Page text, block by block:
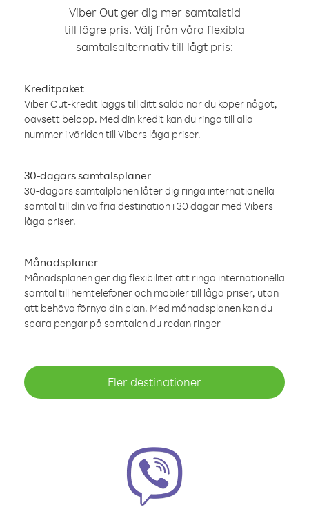
Viber Out ger dig mer samtalstid
till lägre pris. Välj från våra flexibla
samtalsalternativ till lågt pris:
Kreditpaket
Viber Out-kredit läggs till ditt saldo när du köper något,
oavsett belopp. Med din kredit kan du ringa till alla
nummer i världen till Vibers låga priser.
30-dagars samtalsplaner
30-dagars samtalplanen låter dig ringa internationella
samtal till din valfria destination i 30 dagar med Vibers
låga priser.
Månadsplaner
Månadsplanen ger dig flexibilitet att ringa internationella
samtal till hemtelefoner och mobiler till låga priser, utan
att behöva förnya din plan. Med månadsplanen kan du
spara pengar på samtalen du redan ringer
Fler destinationer